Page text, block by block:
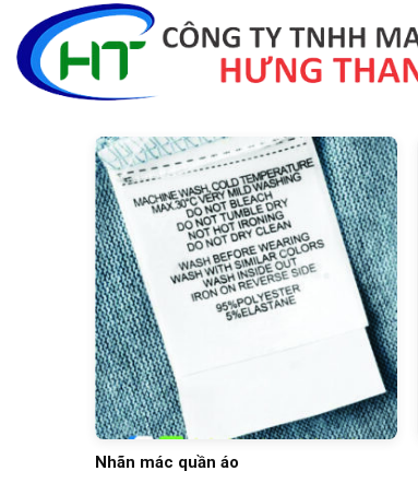
content
Nhãn mác quần áo